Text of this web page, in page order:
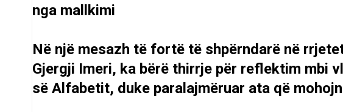
nga mallkimi
Në një mesazh të fortë të shpërndarë në
Gjergji Imeri, ka bërë thirrje për reflektim mbi
së Alfabetit, duke paralajmëruar ata që